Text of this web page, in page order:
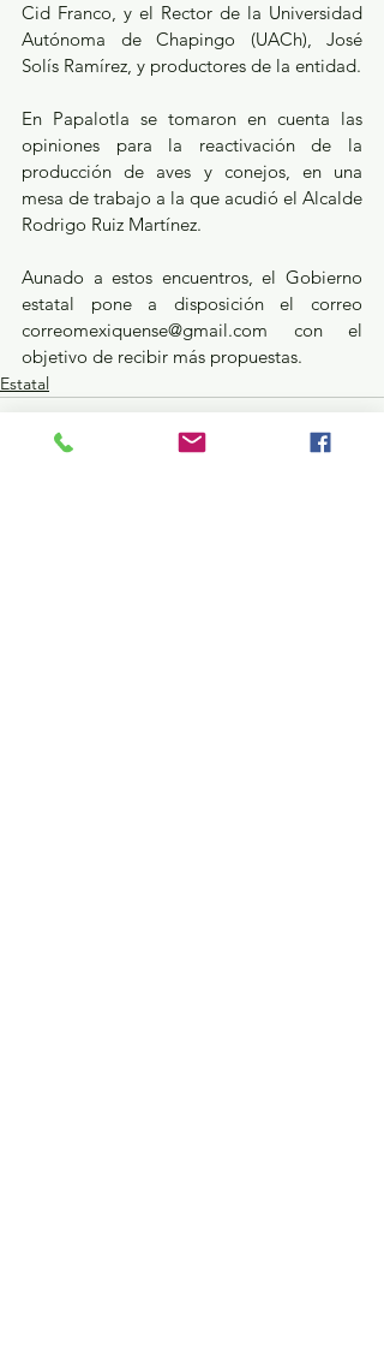
Cid Franco, y el Rector de la Universidad
Autónoma de Chapingo (UACh), José
Solís Ramírez, y productores de la entidad.
En Papalotla se tomaron en cuenta las
opiniones para la reactivación de la
producción de aves y conejos, en una
mesa de trabajo a la que acudió el Alcalde
Rodrigo Ruiz Martínez.
Aunado a estos encuentros, el Gobierno
estatal pone a disposición el correo
correomexiquense@gmail.com con el
objetivo de recibir más propuestas.
Estatal